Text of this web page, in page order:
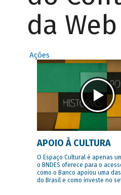
da Web
Ações
APOIO À CULTURA
O Espaço Cultural é apenas
o BNDES oferece para o
como o Banco apoiou uma
do Brasil e como investe no